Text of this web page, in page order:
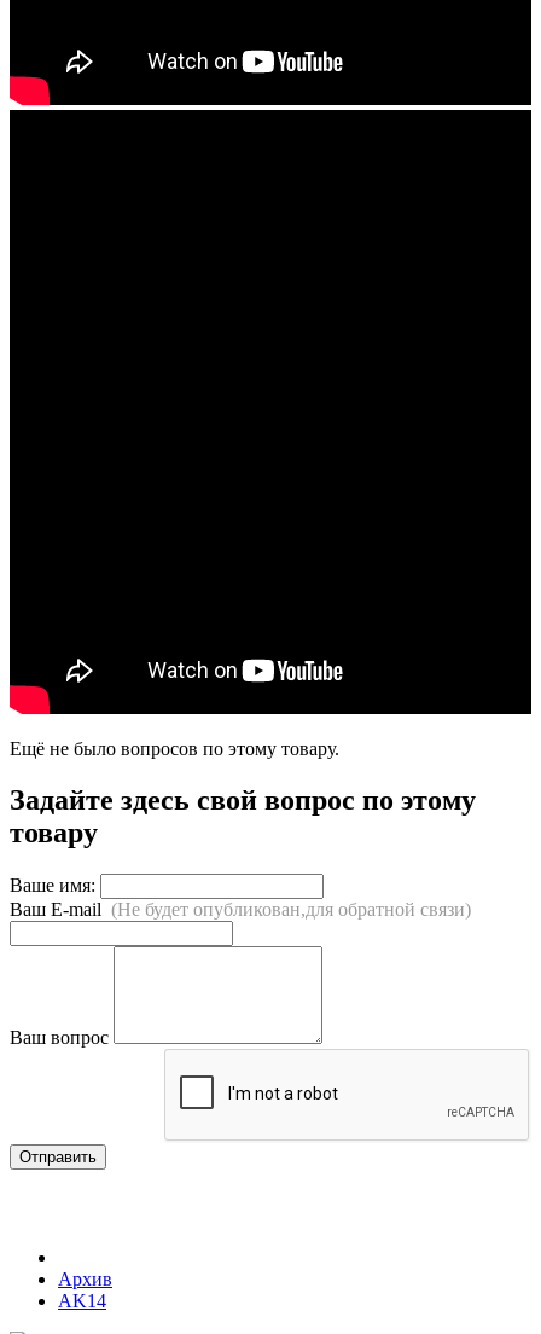
Ещё не было вопросов по этому товару.
Задайте здесь свой вопрос по этому
товару
Ваше имя:
Ваш E-mail (Не будет опубликован,для обратной связи)
Ваш вопрос
Отправить
Архив
AK14